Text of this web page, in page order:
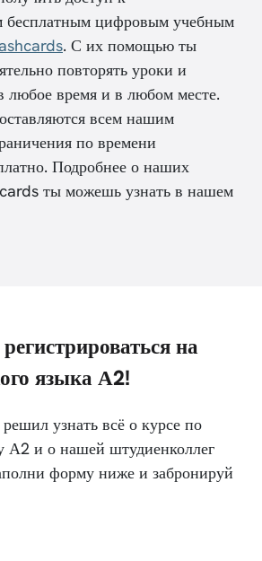
бесплатным цифровым учебным
. С их помощью ты
повторять уроки и
любое время и в любом месте.
всем нашим
по времени
Подробнее о наших
ты можешь узнать в нашем
на
языка А2!
узнать всё о курсе по
А2 и о нашей штудиенколлег
форму ниже и забронируй